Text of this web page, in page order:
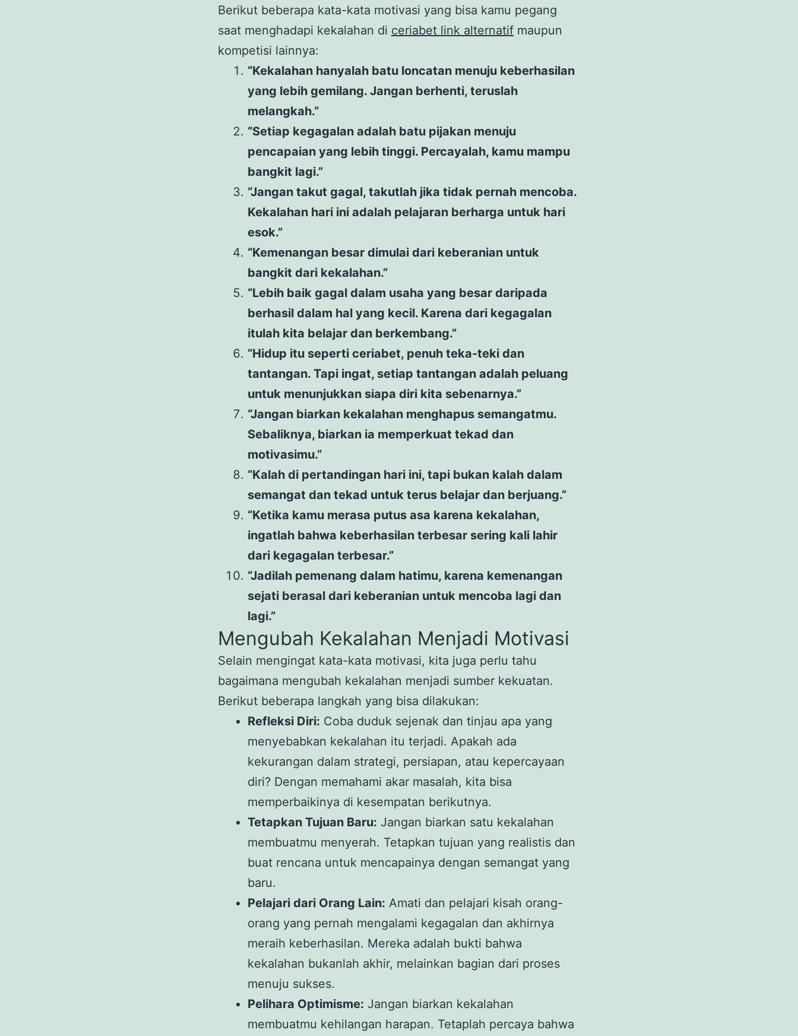
Berikut beberapa kata-kata motivasi yang bisa kamu pegang
saat menghadapi kekalahan di ceriabet link alternatif maupun
kompetisi lainnya:
“Kekalahan hanyalah batu loncatan menuju keberhasilan
yang lebih gemilang. Jangan berhenti, teruslah
melangkah.”
“Setiap kegagalan adalah batu pijakan menuju
pencapaian yang lebih tinggi. Percayalah, kamu mampu
bangkit lagi.”
“Jangan takut gagal, takutlah jika tidak pernah mencoba.
Kekalahan hari ini adalah pelajaran berharga untuk hari
esok.”
“Kemenangan besar dimulai dari keberanian untuk
bangkit dari kekalahan.”
“Lebih baik gagal dalam usaha yang besar daripada
berhasil dalam hal yang kecil. Karena dari kegagalan
itulah kita belajar dan berkembang.”
“Hidup itu seperti ceriabet, penuh teka-teki dan
tantangan. Tapi ingat, setiap tantangan adalah peluang
untuk menunjukkan siapa diri kita sebenarnya.”
“Jangan biarkan kekalahan menghapus semangatmu.
Sebaliknya, biarkan ia memperkuat tekad dan
motivasimu.”
“Kalah di pertandingan hari ini, tapi bukan kalah dalam
semangat dan tekad untuk terus belajar dan berjuang.”
“Ketika kamu merasa putus asa karena kekalahan,
ingatlah bahwa keberhasilan terbesar sering kali lahir
dari kegagalan terbesar.”
“Jadilah pemenang dalam hatimu, karena kemenangan
sejati berasal dari keberanian untuk mencoba lagi dan
lagi.”
Mengubah Kekalahan Menjadi Motivasi
Selain mengingat kata-kata motivasi, kita juga perlu tahu
bagaimana mengubah kekalahan menjadi sumber kekuatan.
Berikut beberapa langkah yang bisa dilakukan:
Refleksi Diri: Coba duduk sejenak dan tinjau apa yang
menyebabkan kekalahan itu terjadi. Apakah ada
kekurangan dalam strategi, persiapan, atau kepercayaan
diri? Dengan memahami akar masalah, kita bisa
memperbaikinya di kesempatan berikutnya.
Tetapkan Tujuan Baru: Jangan biarkan satu kekalahan
membuatmu menyerah. Tetapkan tujuan yang realistis dan
buat rencana untuk mencapainya dengan semangat yang
baru.
Pelajari dari Orang Lain: Amati dan pelajari kisah orang-
orang yang pernah mengalami kegagalan dan akhirnya
meraih keberhasilan. Mereka adalah bukti bahwa
kekalahan bukanlah akhir, melainkan bagian dari proses
menuju sukses.
Pelihara Optimisme: Jangan biarkan kekalahan
membuatmu kehilangan harapan. Tetaplah percaya bahwa